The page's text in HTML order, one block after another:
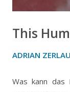
This
ADRIAN
Was kann das